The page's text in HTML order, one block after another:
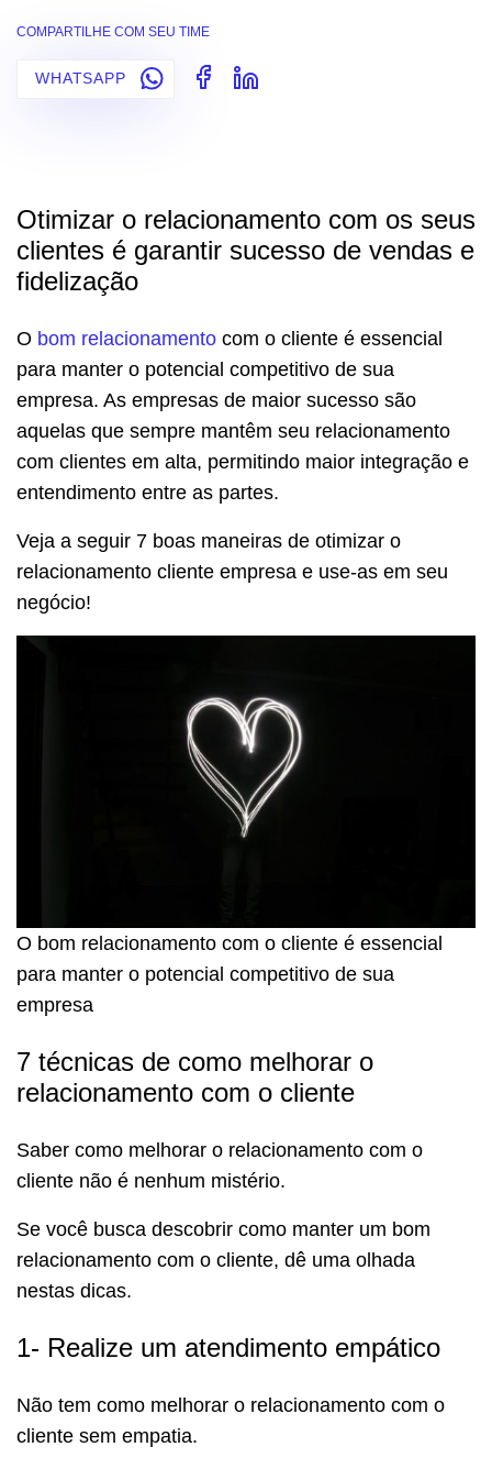
COMPARTILHE COM SEU TIME
WHATSAPP
Otimizar o relacionamento com os seus
clientes é garantir sucesso de vendas e
fidelização
O bom relacionamento com o cliente é essencial
para manter o potencial competitivo de sua
empresa. As empresas de maior sucesso são
aquelas que sempre mantêm seu relacionamento
com clientes em alta, permitindo maior integração e
entendimento entre as partes.
Veja a seguir 7 boas maneiras de otimizar o
relacionamento cliente empresa e use-as em seu
negócio!
O bom relacionamento com o cliente é essencial
para manter o potencial competitivo de sua
empresa
7 técnicas de como melhorar o
relacionamento com o cliente
Saber como melhorar o relacionamento com o
cliente não é nenhum mistério.
Se você busca descobrir como manter um bom
relacionamento com o cliente, dê uma olhada
nestas dicas.
1- Realize um atendimento empático
Não tem como melhorar o relacionamento com o
cliente sem empatia.